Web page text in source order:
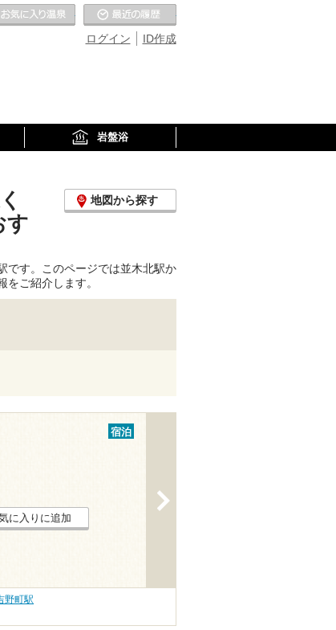
ID作成
ログイン
お気に入りの温泉
岩盤浴
す
地図から探す
です。このページでは並木北駅か
ご紹介します。
宿泊
に入りに追加
野町駅